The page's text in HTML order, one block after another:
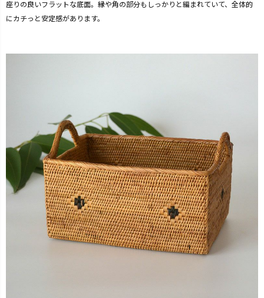
座りの良いフラットな底面。縁や角の部分もしっかりと編まれていて、全体的
にカチっと安定感があります。